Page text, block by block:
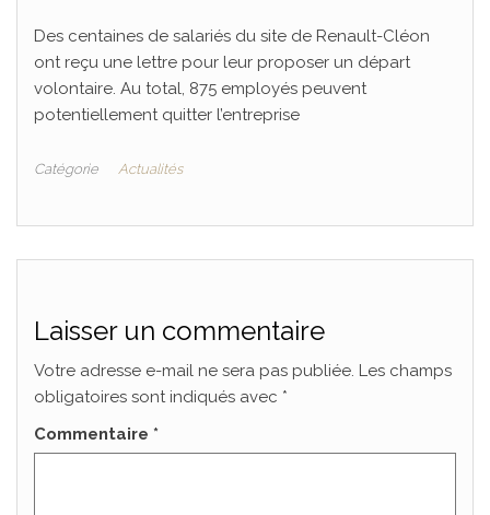
Des centaines de salariés du site de Renault-Cléon
ont reçu une lettre pour leur proposer un départ
volontaire. Au total, 875 employés peuvent
potentiellement quitter l’entreprise
Catégorie Actualités
Laisser un commentaire
Votre adresse e-mail ne sera pas publiée. Les champs
obligatoires sont indiqués avec *
Commentaire *